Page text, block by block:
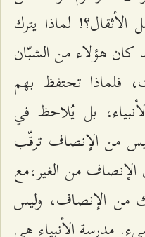
لماذا يترك
كان هؤلاء من الشبّان
فلماذا تحتفظ بهم
بل يُلاحظ في
من الإنصاف ترقّب
من الغير،مع
من الإنصاف، وليس
مدرسة الأنبياء هي